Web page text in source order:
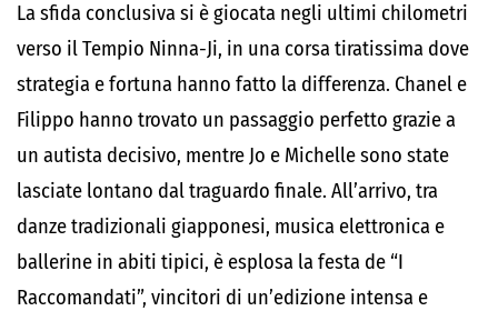
La sfida conclusiva si è giocata negli ultimi chilometri
verso il Tempio Ninna-Ji, in una corsa tiratissima dove
strategia e fortuna hanno fatto la differenza. Chanel e
Filippo hanno trovato un passaggio perfetto grazie a
un autista decisivo, mentre Jo e Michelle sono state
lasciate lontano dal traguardo finale. All’arrivo, tra
danze tradizionali giapponesi, musica elettronica e
ballerine in abiti tipici, è esplosa la festa de “I
Raccomandati”, vincitori di un’edizione intensa e